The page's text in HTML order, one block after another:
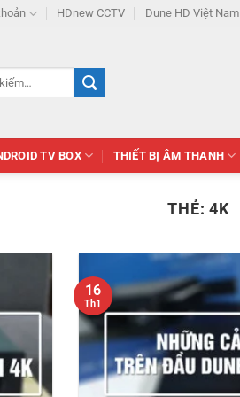
HDnew CCTV Dune HD Việt Nam
TV BOX THIẾT BỊ ÂM THANH
THẺ:4K
16
Th1